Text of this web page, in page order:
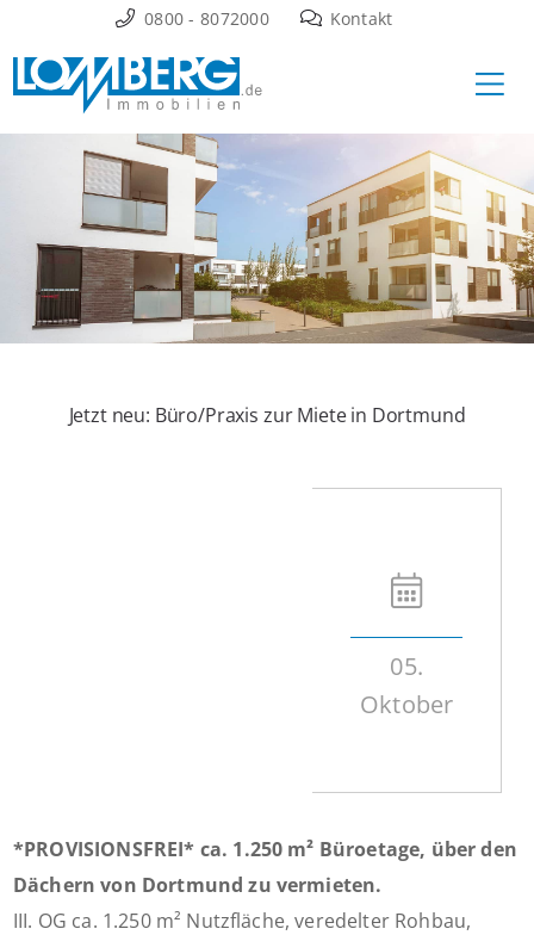
Inhalt
springen
0800 - 8072000 Kontakt
Jetzt neu: Büro/Praxis zur Miete in Dortmund
05.
Oktober
*PROVISIONSFREI* ca. 1.250 m² Büroetage, über den
Dächern von Dortmund zu vermieten.
III. OG ca. 1.250 m² Nutzfläche, veredelter Rohbau,